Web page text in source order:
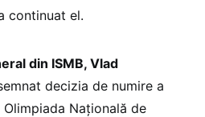
continuat el.
din ISMB, Vlad
decizia de numire a
Națională de